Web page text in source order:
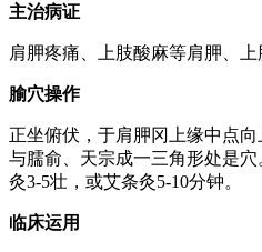
主治病证
肩胛疼痛、上肢酸麻等肩胛、上
腧穴操作
正坐俯伏，于肩胛冈上缘中点向
与臑俞、天宗成一三角形处是
灸3-5壮，或艾条灸5-10分钟。
临床运用